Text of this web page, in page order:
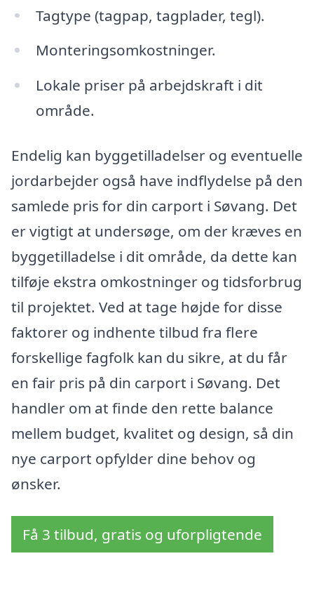
Tagtype (tagpap, tagplader, tegl).
Monteringsomkostninger.
Lokale priser på arbejdskraft i dit
område.
Endelig kan byggetilladelser og eventuelle
jordarbejder også have indflydelse på den
samlede pris for din carport i Søvang. Det
er vigtigt at undersøge, om der kræves en
byggetilladelse i dit område, da dette kan
tilføje ekstra omkostninger og tidsforbrug
til projektet. Ved at tage højde for disse
faktorer og indhente tilbud fra flere
forskellige fagfolk kan du sikre, at du får
en fair pris på din carport i Søvang. Det
handler om at finde den rette balance
mellem budget, kvalitet og design, så din
nye carport opfylder dine behov og
ønsker.
Få 3 tilbud, gratis og uforpligtende